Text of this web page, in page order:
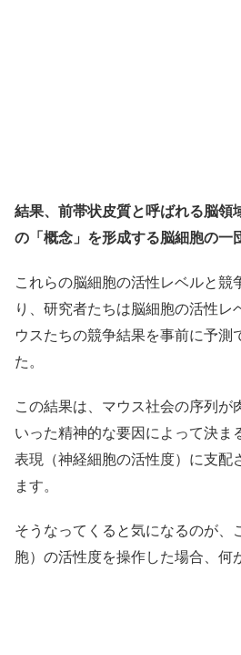
結果、前帯状皮質と呼ばれる脳領
の「概念」を形成する脳細胞の一
これらの脳細胞の活性レベルと競
り、研究者たちは脳細胞の活性レ
ウスたちの競争結果を事前に予測
た。
この結果は、マウス社会の序列が
いった精神的な要因によって決ま
表現（神経細胞の活性度）に支配
ます。
そうなってくると気になるのが、
胞）の活性度を操作した場合、何